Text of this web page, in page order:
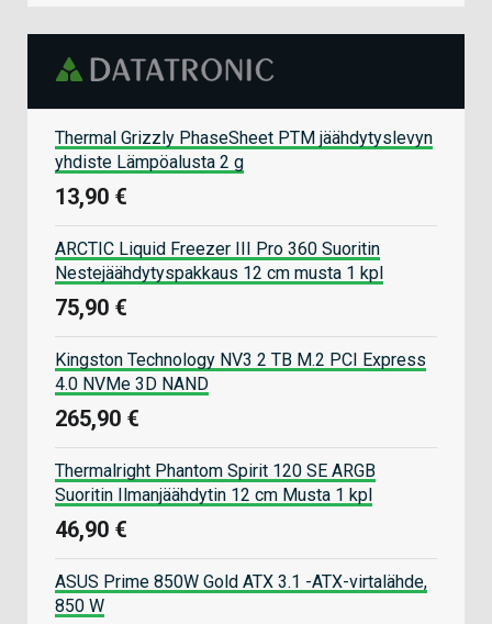
Thermal Grizzly PhaseSheet PTM jäähdytyslevyn
yhdiste Lämpöalusta 2 g
13,90 €
ARCTIC Liquid Freezer III Pro 360 Suoritin
Nestejäähdytyspakkaus 12 cm musta 1 kpl
75,90 €
Kingston Technology NV3 2 TB M.2 PCI Express
4.0 NVMe 3D NAND
265,90 €
Thermalright Phantom Spirit 120 SE ARGB
Suoritin Ilmanjäähdytin 12 cm Musta 1 kpl
46,90 €
ASUS Prime 850W Gold ATX 3.1 -ATX-virtalähde,
850 W